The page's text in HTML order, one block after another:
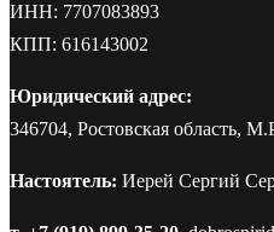
ИНН: 7707083893
КПП: 616143002
Юридический адрес:
346704, Ростовская область,
Настоятель: Иерей Сергий